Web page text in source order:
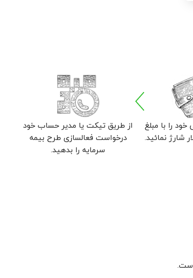
را با مبلغ
از طریق تیکت یا مدیر حساب خود
درخواست فعالسازی طرح بیمه
سرمایه را بدهید.